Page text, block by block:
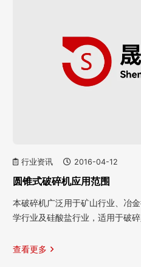
行业资讯 2016-04-12
圆锥式破碎机应用范围
本破碎机广泛用于矿山行业、冶
学行业及硅酸盐行业，适用于破
查看更多